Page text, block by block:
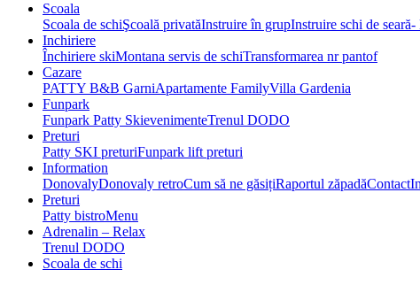
Scoala
Scoala de schiŞcoală privatăInstruire în grupInstruire schi de seară-
Inchiriere
Închiriere skiMontana servis de schiTransformarea nr pantof
Cazare
PATTY B&B GarniApartamente FamilyVilla Gardenia
Funpark
Funpark Patty SkievenimenteTrenul DODO
Preturi
Patty SKI preturiFunpark lift preturi
Information
DonovalyDonovaly retroCum să ne găsițiRaportul zăpadăContact
Preturi
Patty bistroMenu
Adrenalin – Relax
Trenul DODO
Scoala de schi